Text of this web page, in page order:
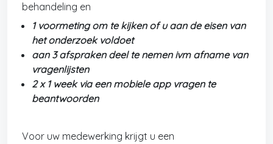
behandeling en
1 voormeting om te kijken of u aan de eisen van
het onderzoek voldoet
aan 3 afspraken deel te nemen ivm afname van
vragenlijsten
2 x 1 week via een mobiele app vragen te
beantwoorden
Voor uw medewerking krijgt u een